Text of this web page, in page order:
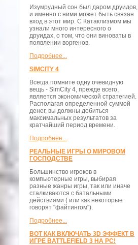
Изумрудный сон был даром друидов,
и именно с ними может быть связан
вход в этот мир. С Катаклизмом мы
узнали много интересного о
друидах, о том, что они виноваты в
появлении воргенов.
Подробнее...
SIMCITY 4
Всегда помните одну очевидную
вещь - SimCity 4, прежде всего,
является экономической стратегией.
Располагая определенной суммой
денег, вы должны добиться
максимальных результатов за
кратчайший период времени.
Подробнее...
РЕАЛЬНЫЕ ИГРЫ О МИРОВОМ
ГОСПОДСТВЕ
Большинство игроков в
компьютерные игры, выбирая
разные жанры игры, так или иначе
сталкиваются с батальными
действиями ( или как некоторые
говорят "файтингом").
Подробнее...
ВОТ КАК ВКЛЮЧАТЬ 3D ЭФФЕКТ В
ИГРЕ BATTLEFIELD 3 НА PC!